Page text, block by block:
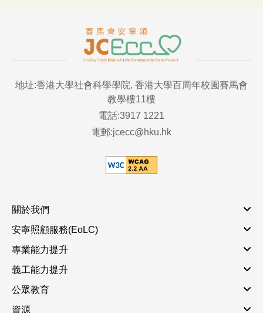
地址:香港大學社會科學學院, 香港大學百周年校園賽馬會
教學樓11樓
電話:3917 1221
電郵:jcecc@hku.hk
關於我們
安寧照顧服務(EoLC)
專業能力提升
義工能力提升
公眾教育
資源